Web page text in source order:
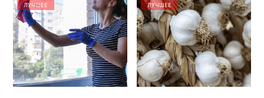
ЛУЧШЕЕ ЛУЧШЕЕ